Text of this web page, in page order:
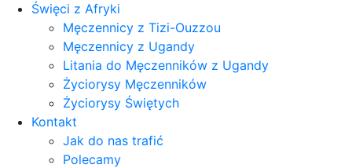
Święci z Afryki
Męczennicy z Tizi-Ouzzou
Męczennicy z Ugandy
Litania do Męczenników z Ugandy
Życiorysy Męczenników
Życiorysy Świętych
Kontakt
Jak do nas trafić
Polecamy